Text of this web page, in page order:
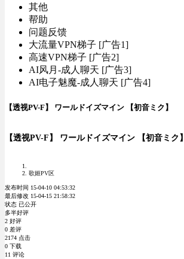
其他
帮助
问题反馈
大流量VPN梯子 [广告1]
高速VPN梯子 [广告2]
AI风月-成人聊天 [广告3]
AI电子魅魔-成人聊天 [广告4]
【透视PV-F】 ワールドイズマイン 【初音ミク】
【透视PV-F】 ワールドイズマイン 【初音ミク】
歌姬PV区
发布时间 15-04-10 04:53:32
最后修改 15-04-15 21:58:32
状态 已公开
多半好评
2 好评
0 差评
2174 点击
0 下载
11 评论